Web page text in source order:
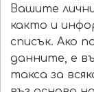
Вашите
както и
списък. Ако
данните, е
такса за